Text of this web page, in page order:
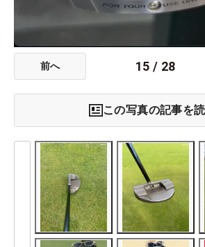
前へ 15 / 28
この写真の記事を